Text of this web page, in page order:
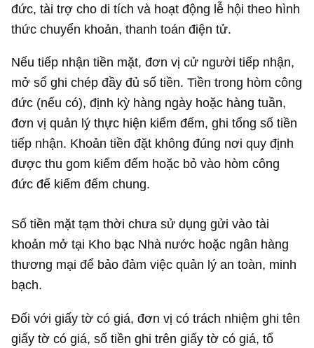
đức, tài trợ cho di tích và hoạt động lễ hội theo hình
thức chuyển khoản, thanh toán điện tử.
Nếu tiếp nhận tiền mặt, đơn vị cử người tiếp nhận,
mở sổ ghi chép đầy đủ số tiền. Tiền trong hòm công
đức (nếu có), định kỳ hàng ngày hoặc hàng tuần,
đơn vị quản lý thực hiện kiểm đếm, ghi tổng số tiền
tiếp nhận. Khoản tiền đặt không đúng nơi quy định
được thu gom kiểm đếm hoặc bỏ vào hòm công
đức để kiểm đếm chung.
Số tiền mặt tạm thời chưa sử dụng gửi vào tài
khoản mở tại Kho bạc Nhà nước hoặc ngân hàng
thương mại để bảo đảm việc quản lý an toàn, minh
bạch.
Đối với giấy tờ có giá, đơn vị có trách nhiệm ghi tên
giấy tờ có giá, số tiền ghi trên giấy tờ có giá, tổ